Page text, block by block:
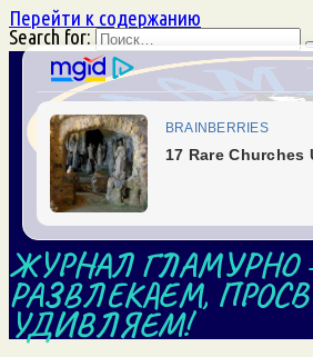
Перейти к содержанию
Search for:
ЖУРНАЛ ГЛАМУРНО
РАЗВЛЕКАЕМ,
УДИВЛЯЕМ!